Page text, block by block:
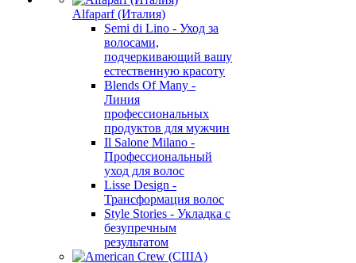
Alfaparf (Италия)
Semi di Lino - Уход за
волосами,
подчеркивающий вашу
естественную красоту
Blends Of Many -
Линия
профессиональных
продуктов для мужчин
Il Salone Milano -
Профессиональный
уход для волос
Lisse Design -
Трансформация волос
Style Stories - Укладка с
безупречным
результатом